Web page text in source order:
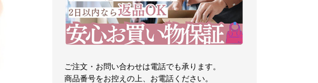
ご注文・お問い合わせは電話でも承ります。
商品番号をお控えの上、お電話ください。